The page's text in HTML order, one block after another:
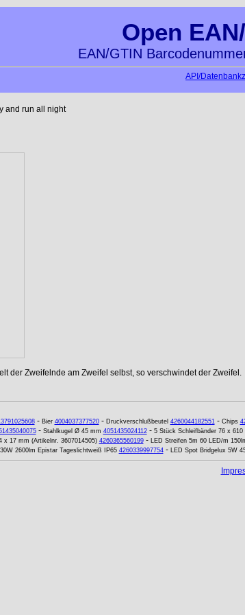
Open
EAN/GTIN
API/
and run all night
der Zweifelnde am Zweifel selbst, so verschwindet der Zweifel.
- Bier 4004037377520- Druckverschlußbeutel 4260044182551- Chips
- Stahlkugel Ø 45 mm 4051435024112- 5 Stück Schleifbänder 76 x 610
x 17 mm (Artikelnr. 3607014505) 4260365560199- LED Streifen 5m 60 LED/m
2600lm Epistar Tageslichtweiß IP65 4260339997754- LED Spot Bridgelux 5W